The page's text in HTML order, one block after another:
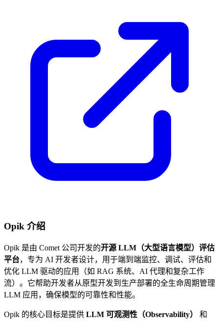
Opik 介绍
Opik 是由 Comet 公司开发的开源 LLM（大型语言模型）评估
平台，专为 AI 开发者设计，用于端到端监控、调试、评估和
优化 LLM 驱动的应用（如 RAG 系统、AI 代理和复杂工作
流）。它帮助开发者从原型开发到生产部署的全生命周期管理
LLM 应用，确保模型的可靠性和性能。
Opik 的核心目标是提供 LLM 可观测性（Observability）
和